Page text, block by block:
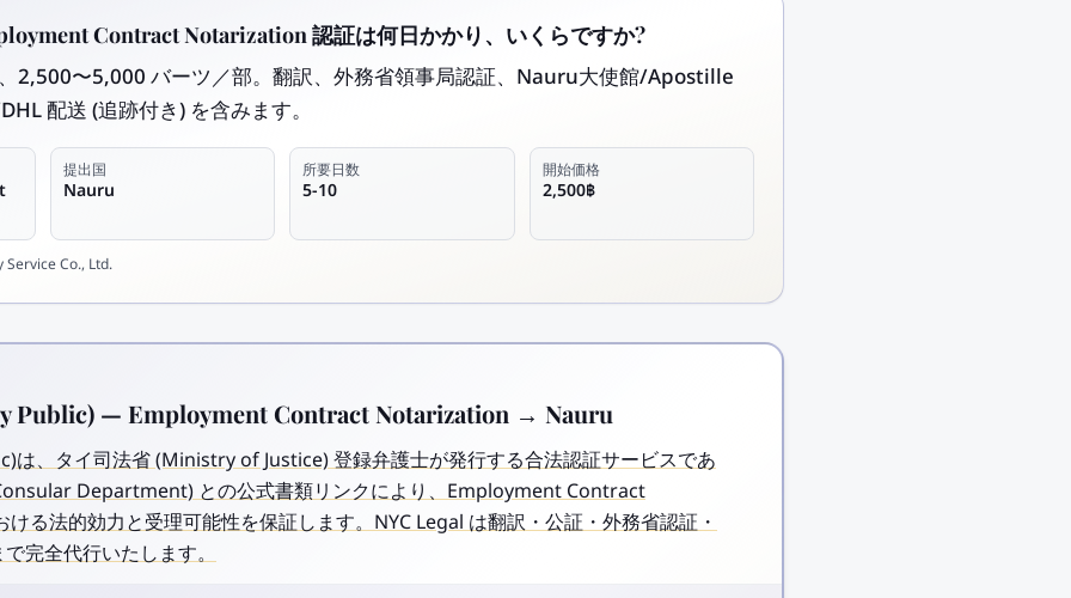
Contract Notarization 認証は何日かかり、いくらですか?
2,500〜5,000 バーツ／部。翻訳、外務省領事局認証、Nauru大使館/Apostille
配送 (追跡付き) を含みます。
提出国
Nauru
所要日数
5-10
開始価格
2,500฿
Service Co., Ltd.
Public) — Employment Contract Notarization → Nauru
は、タイ司法省 (Ministry of Justice) 登録弁護士が発行する合法認証サービスであ
Department) との公式書類リンクにより、Employment Contract
る法的効力と受理可能性を保証します。NYC Legal は翻訳・公証・外務省認証・
完全代行いたします。